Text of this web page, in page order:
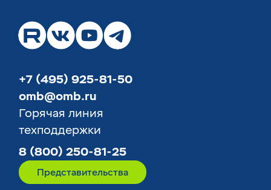
+7 (495) 925-81-50
omb@omb.ru
Горячая линия
техподдержки
8 (800) 250-81-25
Представительства